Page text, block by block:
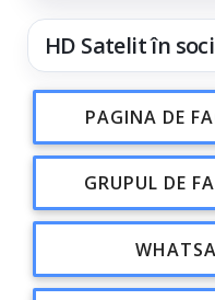
HD Satelit în
PAGINA DE
GRUPUL DE